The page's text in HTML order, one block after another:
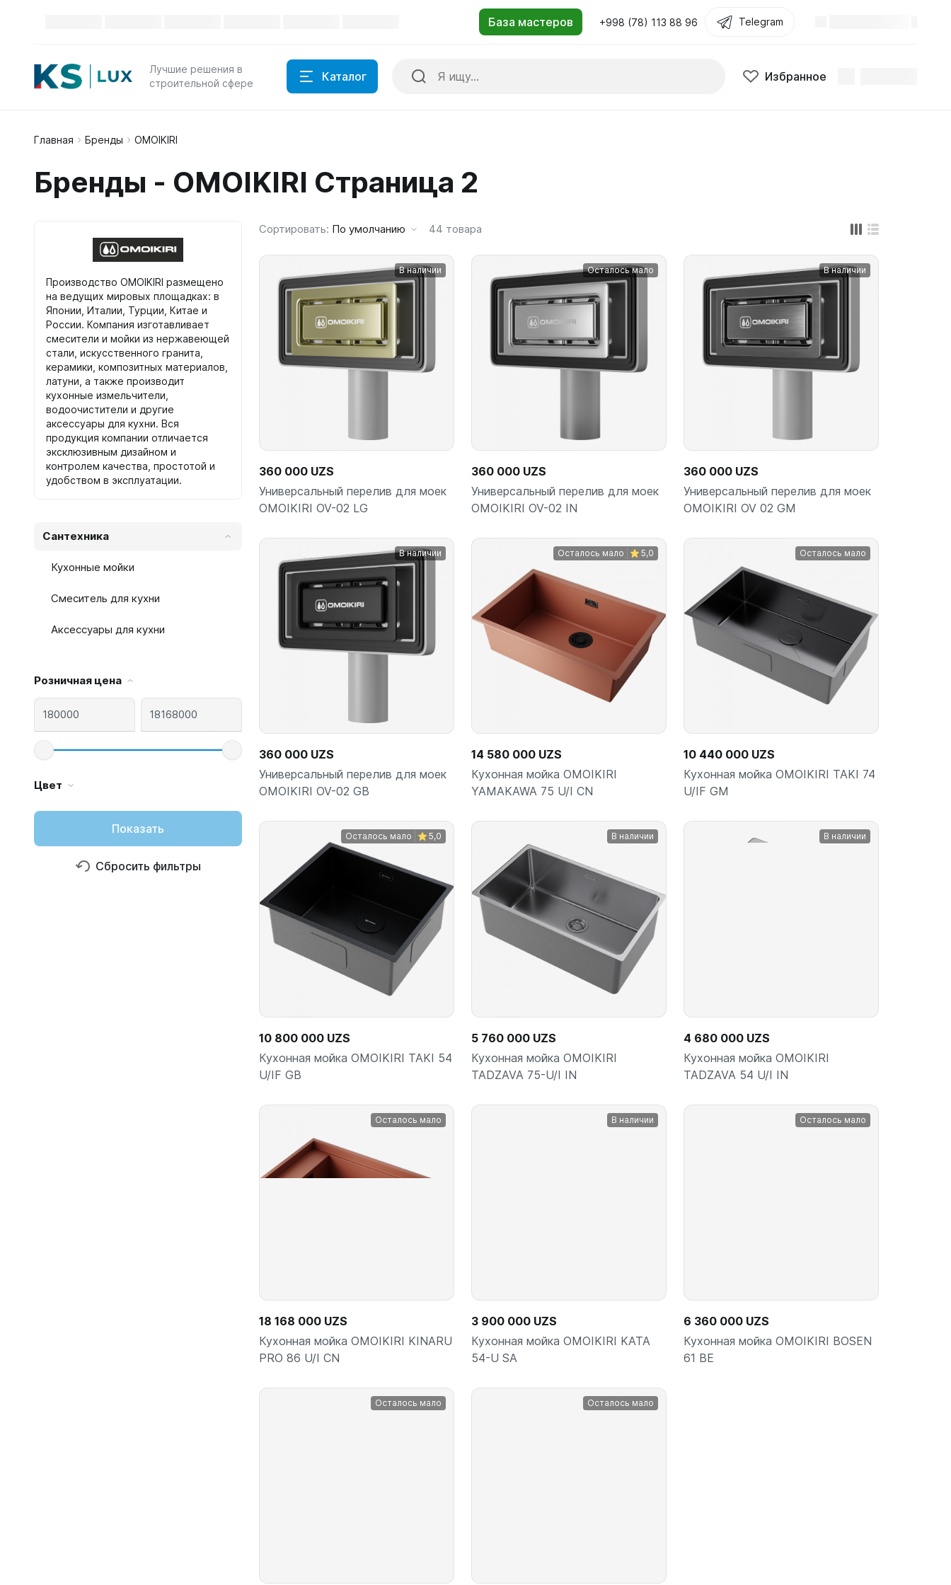
+998 (78) 113 88 96 Telegram
Лучшие решения в
строительной сфере
Каталог Избранное
Главная Бренды OMOIKIRI
Бренды - OMOIKIRI Страница 2
Производство OMOIKIRI размещено
на ведущих мировых площадках: в
Японии, Италии, Турции, Китае и
России. Компания изготавливает
смесители и мойки из нержавеющей
стали, искусственного гранита,
керамики, композитных материалов,
латуни, а также производит
кухонные измельчители,
водоочистители и другие
аксессуары для кухни. Вся
продукция компании отличается
эксклюзивным дизайном и
контролем качества, простотой и
удобством в эксплуатации.
Сантехника
Кухонные мойки
Смеситель для кухни
Аксессуары для кухни
Розничная цена
Цвет
Показать
Сбросить фильтры
Сортировать: По умолчанию 44 товара
В наличии
шт В корзину
360 000 UZS
Универсальный перелив для моек
OMOIKIRI OV-02 LG
Осталось мало
360 000 UZS
Универсальный перелив для моек
OMOIKIRI OV-02 IN
В наличии
шт В корзину
360 000 UZS
Универсальный перелив для моек
OMOIKIRI OV 02 GM
В наличии
В корзину
360 000 UZS
Универсальный перелив для моек
OMOIKIRI OV-02 GB
Осталось мало 5,0
шт В корзину
14 580 000 UZS
Кухонная мойка OMOIKIRI
YAMAKAWA 75 U/I CN
Осталось мало
10 440 000 UZS
Кухонная мойка OMOIKIRI TAKI 74
U/IF GM
Осталось мало 5,0
10 800 000 UZS
Кухонная мойка OMOIKIRI TAKI 54
U/IF GB
В наличии
5 760 000 UZS
Кухонная мойка OMOIKIRI
TADZAVA 75-U/I IN
В наличии
4 680 000 UZS
Кухонная мойка OMOIKIRI
TADZAVA 54 U/I IN
Осталось мало
18 168 000 UZS
Кухонная мойка OMOIKIRI KINARU
PRO 86 U/I CN
В наличии
3 900 000 UZS
Кухонная мойка OMOIKIRI KATA
54-U SA
Осталось мало
6 360 000 UZS
Кухонная мойка OMOIKIRI BOSEN
61 BE
Осталось мало Осталось мало